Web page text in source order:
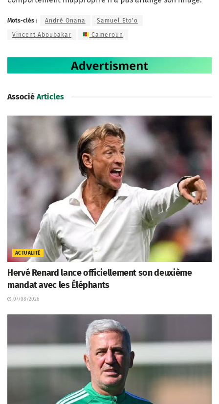
Mots-clés : André Onana Samuel Eto'o
Vincent Aboubakar Cameroun
Associé Articles
ACTUALITÉ
Hervé Renard lance officiellement son deuxième
mandat avec les Éléphants
07/08/2026